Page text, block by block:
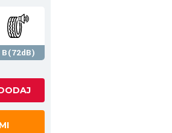
B(72dB)